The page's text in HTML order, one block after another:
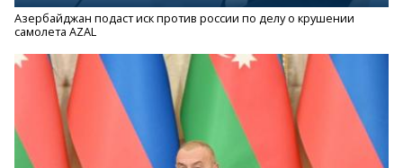
Азербайджан подаст иск против россии по делу о крушении
самолета AZAL